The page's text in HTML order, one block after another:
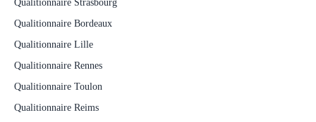
Qualitionnaire Bordeaux
Qualitionnaire Lille
Qualitionnaire Rennes
Qualitionnaire Toulon
Qualitionnaire Reims